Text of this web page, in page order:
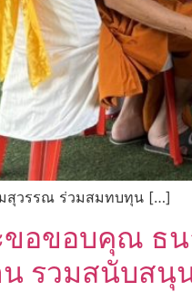
สุวรรณ ร่วมสมทบทุน […]
ขอบคุณ ธน
รวมสนับส